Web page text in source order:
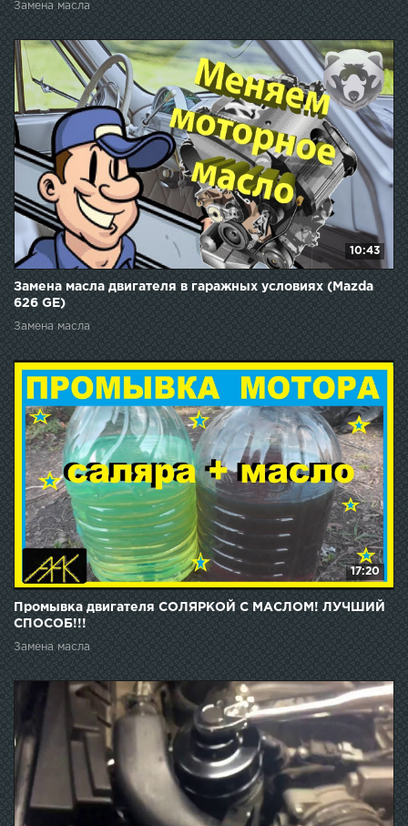
Замена масла
10:43
Замена масла двигателя в гаражных условиях (Mazda
626 GE)
Замена масла
17:20
Промывка двигателя СОЛЯРКОЙ С МАСЛОМ! ЛУЧШИЙ
СПОСОБ!!!
Замена масла